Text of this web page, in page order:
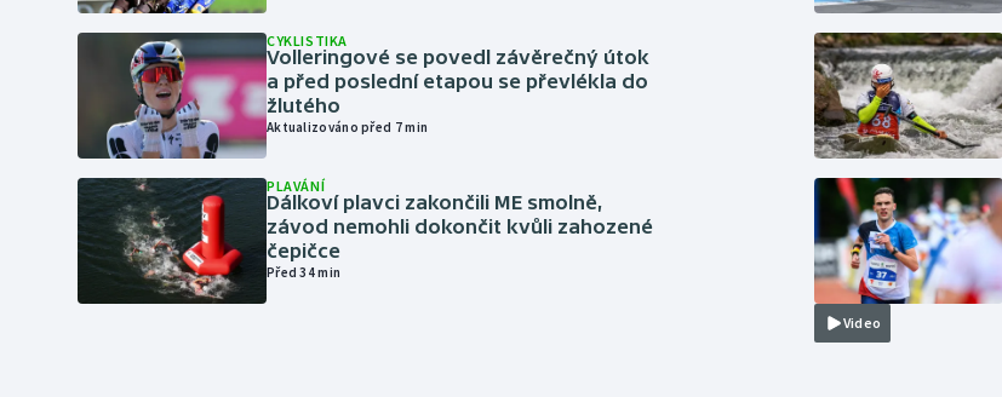
CYKLISTIKA
Volleringové se povedl závěrečný útok
a před poslední etapou se převlékla do
žlutého
Aktualizováno před 7 min
PLAVÁNÍ
Dálkoví plavci zakončili ME smolně,
závod nemohli dokončit kvůli zahozené
čepičce
Před 34 min
Video